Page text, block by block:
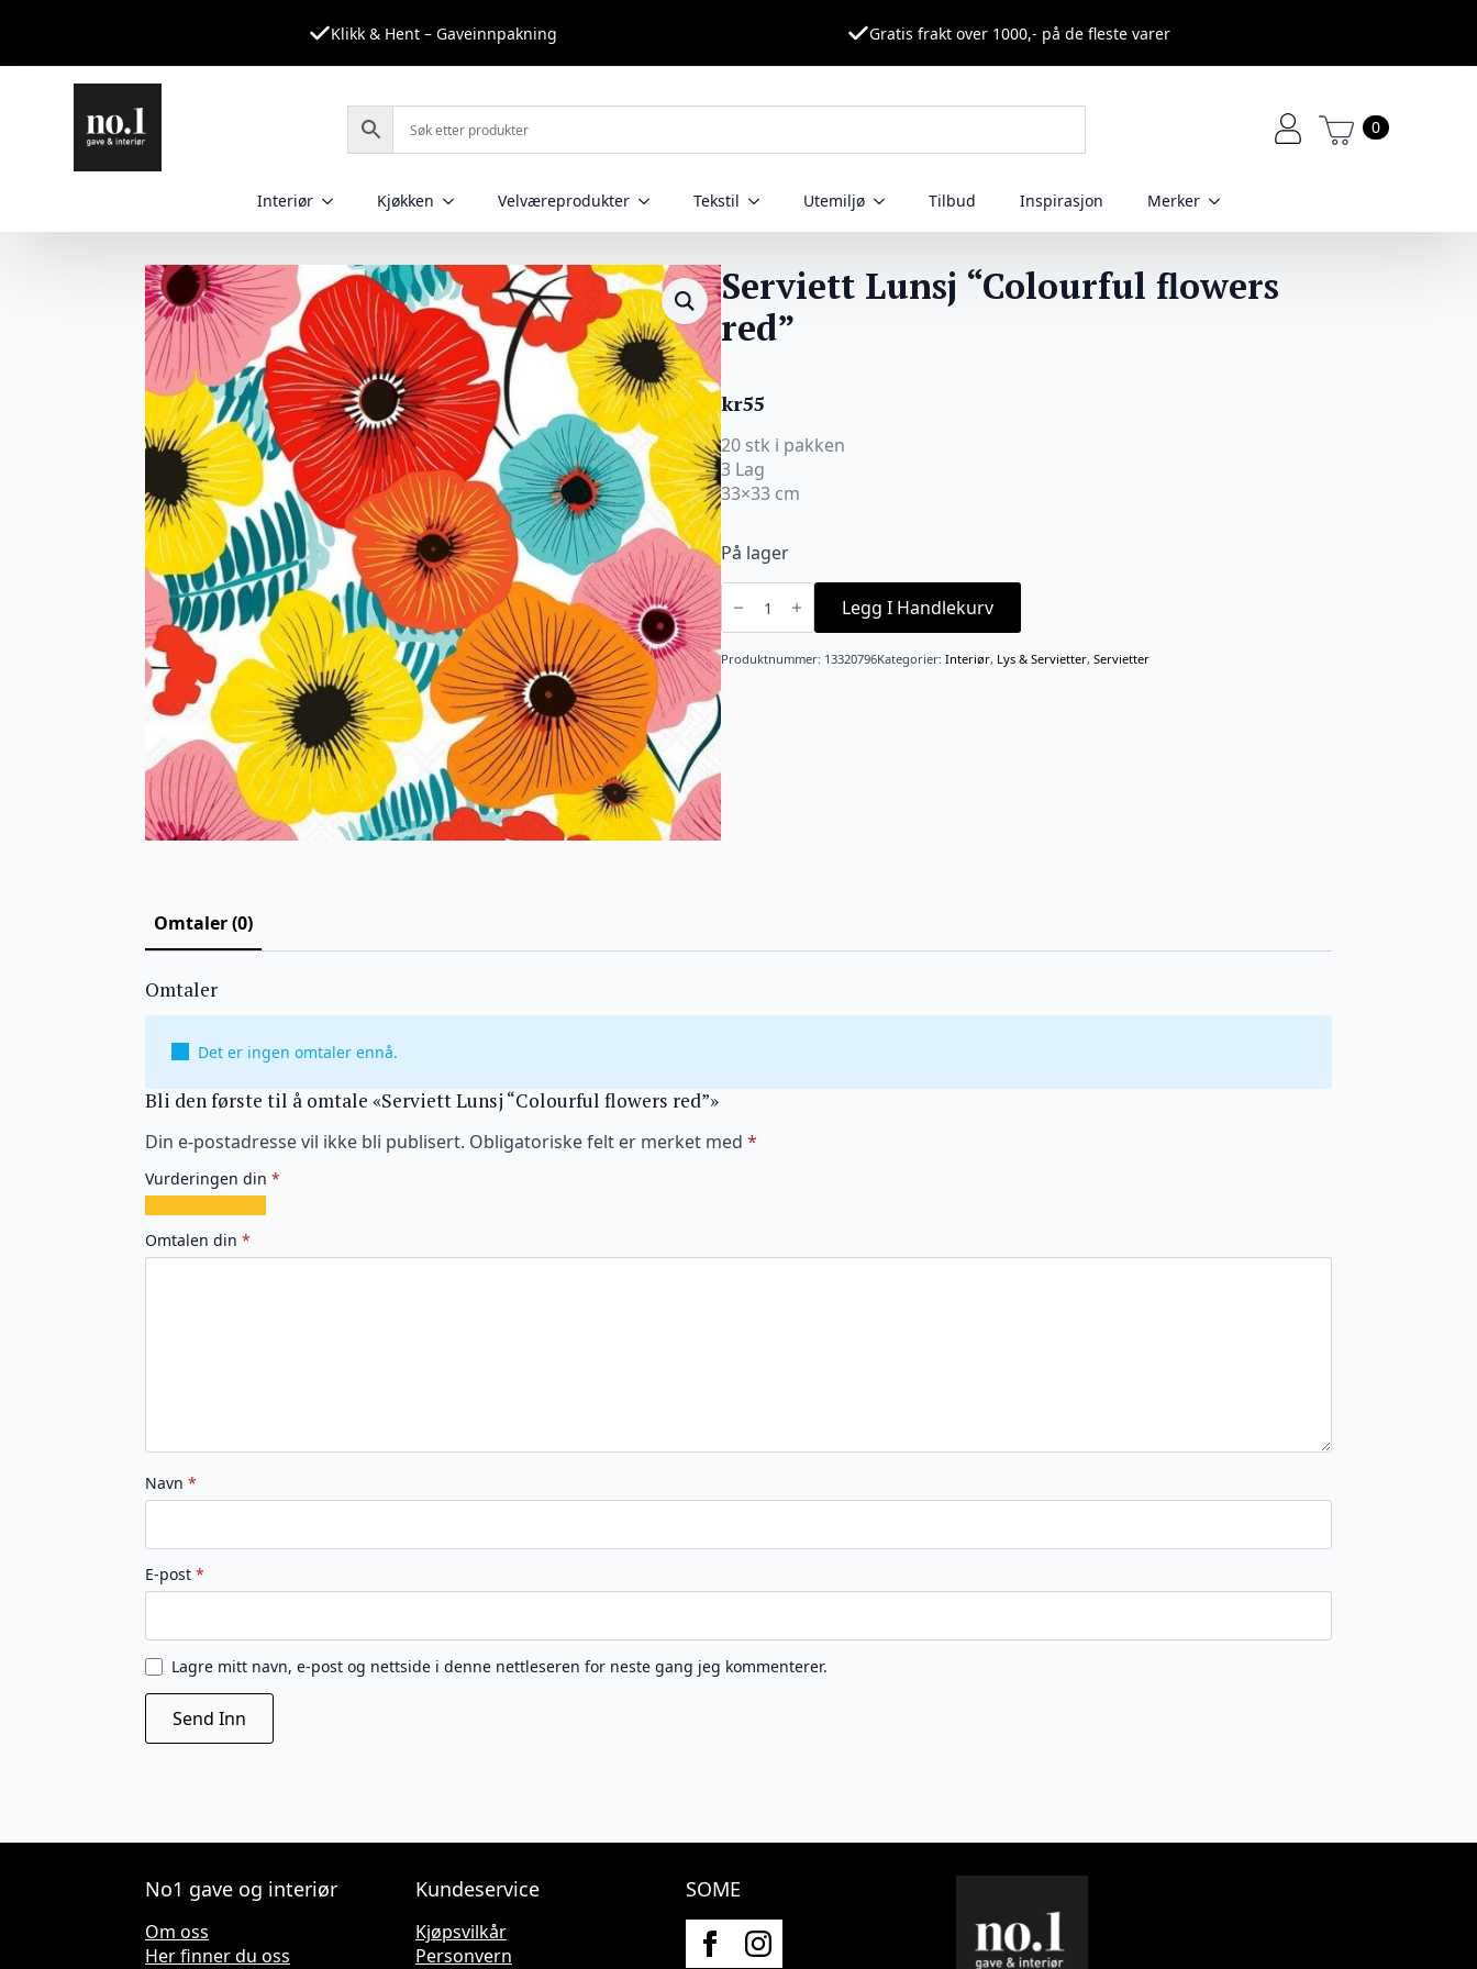
Klikk & Hent – Gaveinnpakning Gratis frakt over 1000,- på de fleste varer
0
Interiør Kjøkken Velværeprodukter Tekstil Utemiljø Tilbud Inspirasjon Merker
Serviett Lunsj “Colourful flowers
red”
kr55
20 stk i pakken
3 Lag
33×33 cm
På lager
Serviett
Lunsj
"Colourful
flowers
red"
antall
Legg I Handlekurv
Produktnummer: 13320796Kategorier: Interiør, Lys & Servietter, Servietter
Omtaler (0)
Omtaler
Det er ingen omtaler ennå.
Bli den første til å omtale «Serviett Lunsj “Colourful flowers red”»
Din e-postadresse vil ikke bli publisert. Obligatoriske felt er merket med *
Vurderingen din *
av
5
av
5
av
5
av
5
av
5
Omtalen din *
Navn *
E-post *
Lagre mitt navn, e-post og nettside i denne nettleseren for neste gang jeg kommenterer.
No1 gave og interiør
Om oss
Her finner du oss
Kundeservice
Kjøpsvilkår
Personvern
SOME